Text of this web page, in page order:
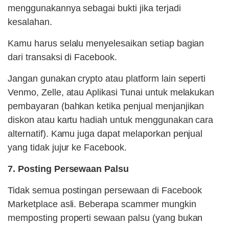
menggunakannya sebagai bukti jika terjadi
kesalahan.
Kamu harus selalu menyelesaikan setiap bagian
dari transaksi di Facebook.
Jangan gunakan crypto atau platform lain seperti
Venmo, Zelle, atau Aplikasi Tunai untuk melakukan
pembayaran (bahkan ketika penjual menjanjikan
diskon atau kartu hadiah untuk menggunakan cara
alternatif). Kamu juga dapat melaporkan penjual
yang tidak jujur ke Facebook.
7. Posting Persewaan Palsu
Tidak semua postingan persewaan di Facebook
Marketplace asli. Beberapa scammer mungkin
memposting properti sewaan palsu (yang bukan